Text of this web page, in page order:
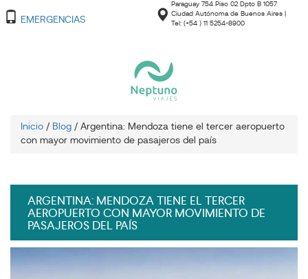
EMERGENCIAS
Paraguay 754 Piso 02 Dpto B 1057
Ciudad Autónoma de Buenos Aires |
Tel: (+54 ) 11 5254-8900
Inicio / Blog / Argentina: Mendoza tiene el tercer aeropuerto
con mayor movimiento de pasajeros del país
ARGENTINA: MENDOZA TIENE EL TERCER
AEROPUERTO CON MAYOR MOVIMIENTO DE
PASAJEROS DEL PAÍS